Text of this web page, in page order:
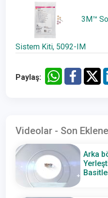
3M™
Sistem Kiti, 5092-IM
Paylaş:
Videolar - Son
Arka